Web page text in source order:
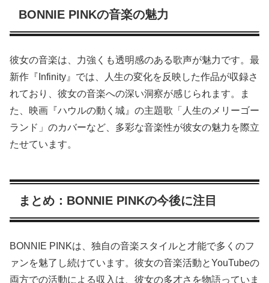
BONNIE PINKの音楽の魅力
彼女の音楽は、力強くも透明感のある歌声が魅力です。最
新作『Infinity』では、人生の変化を反映した作品が収録さ
れており、彼女の音楽への深い洞察が感じられます。ま
た、映画『ハウルの動く城』の主題歌「人生のメリーゴー
ランド」のカバーなど、多彩な音楽性が彼女の魅力を際立
たせています。
まとめ：BONNIE PINKの今後に注目
BONNIE PINKは、独自の音楽スタイルと才能で多くのフ
ァンを魅了し続けています。彼女の音楽活動とYouTubeの
両方での活動による収入は、彼女の多才さを物語っていま